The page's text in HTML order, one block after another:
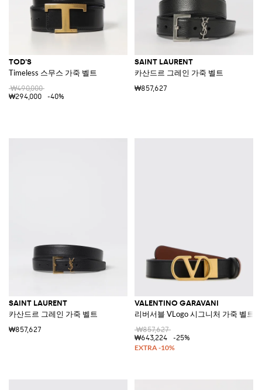
TOD'S
Timeless 스무스 가죽 벨트
₩490,000
₩294,000
-40%
SAINT LAURENT
카산드르 그레인 가죽 벨트
₩857,627
SAINT LAURENT
카산드르 그레인 가죽 벨트
₩857,627
VALENTINO GARAVANI
리버서블 VLogo 시그니처 가죽 벨트
₩857,627
₩643,224
-25%